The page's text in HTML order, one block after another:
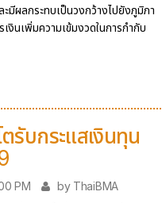
มีผลกระทบเป็นวงกว้างไปยังภูมิภา
งินเพิ่มความเข้มงวดในการกำกับ
รับกระแสเงินทุน
PM
by ThaiBMA